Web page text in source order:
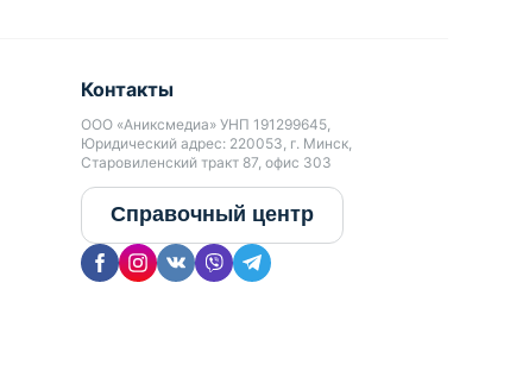
Контакты
ООО «Аниксмедиа» УНП 191299645,
Юридический адрес: 220053, г. Минск,
Старовиленский тракт 87, офис 303
Справочный центр